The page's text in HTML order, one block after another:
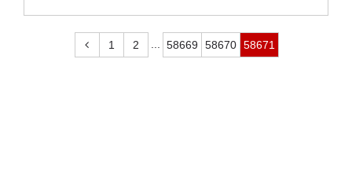
1 2 58669 58670 58671